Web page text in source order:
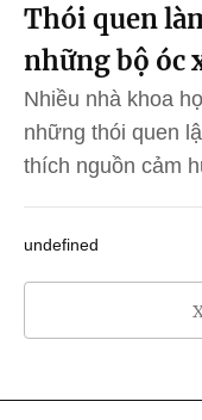
Thói quen
những bộ óc
Nhiều nhà khoa
những thói quen
thích nguồn cảm
undefined